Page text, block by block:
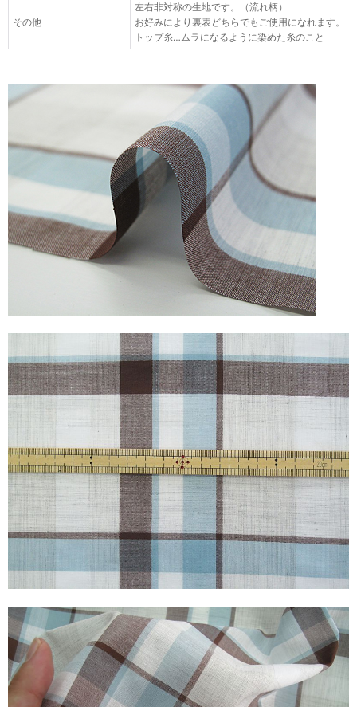
その他
左右非対称の生地です。（流れ柄）
お好みにより裏表どちらでもご使用になれます。
トップ糸…ムラになるように染めた糸のこと